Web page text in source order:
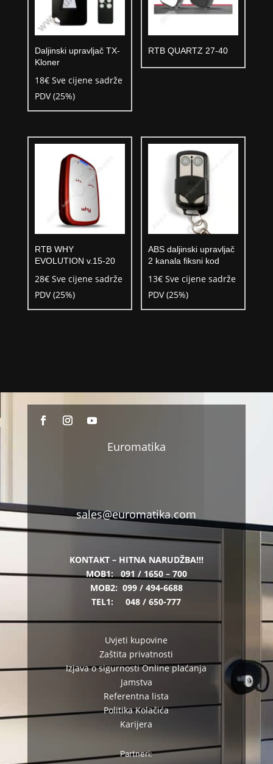
Daljinski upravljač TX-
Kloner
18€ Sve cijene sadrže
PDV (25%)
RTB QUARTZ 27-40
RTB WHY
EVOLUTION v.15-20
28€ Sve cijene sadrže
PDV (25%)
ABS daljinski upravljač
2 kanala fiksni kod
13€ Sve cijene sadrže
PDV (25%)
Euromatika
sales@euromatika.com
KONTAKT – HITNA NARUDŽBA!!!
MOB1:091 / 1650 – 700
MOB2: 099 / 494-6688
TEL1:048 / 650-777
Uvjeti kupovine
Zaštita privatnosti
Izjava o sigurnosti Online plaćanja
Jamstva
Referentna lista
Politika Kolačića
Karijera
Partneri: